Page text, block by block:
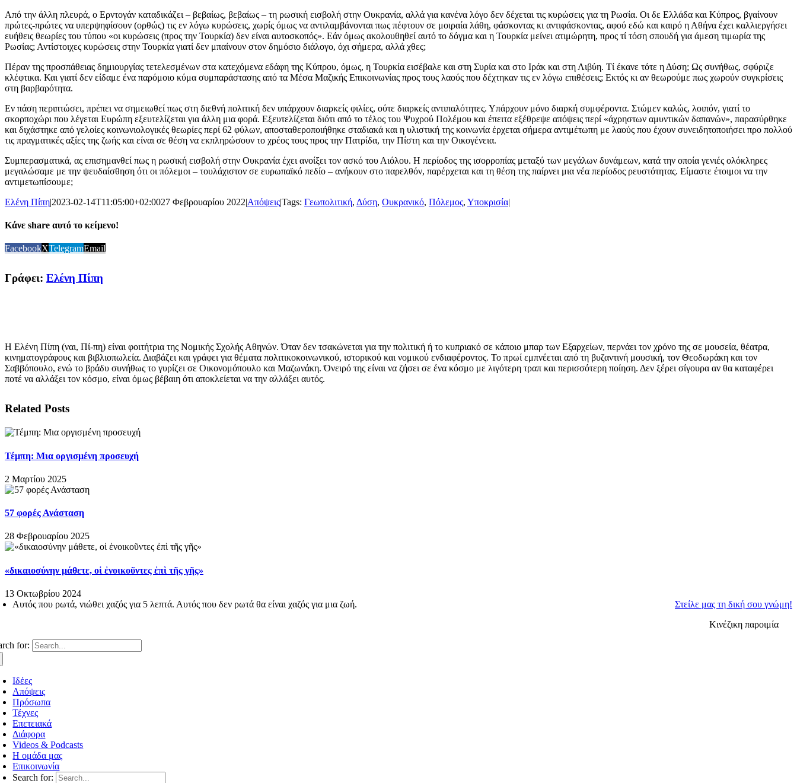
Από την άλλη πλευρά, ο Ερντογάν καταδικάζει – βεβαίως, βεβαίως – τη ρωσική εισβολή στην Ουκρανία, αλλά για κανένα λόγο δεν δέχεται τις κυρώσεις για τη Ρωσία. Οι δε Ελλάδα και Κύπρος, βγαίνουν
πρώτες-πρώτες να υπερψηφίσουν (ορθώς) τις εν λόγω κυρώσεις, χωρίς όμως να αντιλαμβάνονται πως πέφτουν σε μοιραία λάθη, φάσκοντας κι αντιφάσκοντας, αφού εδώ και καιρό η Αθήνα έχει καλλιεργήσει
ευήθεις θεωρίες του τύπου «οι κυρώσεις (προς την Τουρκία) δεν είναι αυτοσκοπός». Εάν όμως ακολουθηθεί αυτό το δόγμα και η Τουρκία μείνει ατιμώρητη, προς τί τόση σπουδή για άμεση τιμωρία της
Ρωσίας; Αντίστοιχες κυρώσεις στην Τουρκία γιατί δεν μπαίνουν στον δημόσιο διάλογο, όχι σήμερα, αλλά χθες;
Πέραν της προσπάθειας δημιουργίας τετελεσμένων στα κατεχόμενα εδάφη της Κύπρου, όμως, η Τουρκία εισέβαλε και στη Συρία και στο Ιράκ και στη Λιβύη. Τί έκανε τότε η Δύση; Ως συνήθως, σφύριζε
κλέφτικα. Και γιατί δεν είδαμε ένα παρόμοιο κύμα συμπαράστασης από τα Μέσα Μαζικής Επικοινωνίας προς τους λαούς που δέχτηκαν τις εν λόγω επιθέσεις; Εκτός κι αν θεωρούμε πως χωρούν συγκρίσεις
στη βαρβαρότητα.
Εν πάση περιπτώσει, πρέπει να σημειωθεί πως στη διεθνή πολιτική δεν υπάρχουν διαρκείς φιλίες, ούτε διαρκείς αντιπαλότητες. Υπάρχουν μόνο διαρκή συμφέροντα. Στώμεν καλώς, λοιπόν, γιατί το
σκορποχώρι που λέγεται Ευρώπη εξευτελίζεται για άλλη μια φορά. Εξευτελίζεται διότι από το τέλος του Ψυχρού Πολέμου και έπειτα εξέθρεψε απόψεις περί «άχρηστων αμυντικών δαπανών», παρασύρθηκε
και διχάστηκε από γελοίες κοινωνιολογικές θεωρίες περί 62 φύλων, αποσταθεροποιήθηκε σταδιακά και η υλιστική της κοινωνία έρχεται σήμερα αντιμέτωπη με λαούς που έχουν συνειδητοποιήσει προ πολλού
τις πραγματικές αξίες της ζωής και είναι σε θέση να εκπληρώσουν το χρέος τους προς την Πατρίδα, την Πίστη και την Οικογένεια.
Συμπερασματικά, ας επισημανθεί πως η ρωσική εισβολή στην Ουκρανία έχει ανοίξει τον ασκό του Αιόλου. Η περίοδος της ισορροπίας μεταξύ των μεγάλων δυνάμεων, κατά την οποία γενιές ολόκληρες
μεγαλώσαμε με την ψευδαίσθηση ότι οι πόλεμοι – τουλάχιστον σε ευρωπαϊκό πεδίο – ανήκουν στο παρελθόν, παρέρχεται και τη θέση της παίρνει μια νέα περίοδος ρευστότητας. Είμαστε έτοιμοι να την
αντιμετωπίσουμε;
Ελένη Πίπη|2023-02-14T11:05:00+02:0027 Φεβρουαρίου 2022|Απόψεις|Tags: Γεωπολιτική, Δύση, Ουκρανικό, Πόλεμος, Υποκρισία|
Κάνε share αυτό το κείμενο!
FacebookXTelegramEmail
Γράφει: Ελένη Πίπη
Η Ελένη Πίπη (ναι, Πί-πη) είναι φοιτήτρια της Νομικής Σχολής Αθηνών. Όταν δεν τσακώνεται για την πολιτική ή το κυπριακό σε κάποιο μπαρ των Εξαρχείων, περνάει τον χρόνο της σε μουσεία, θέατρα,
κινηματογράφους και βιβλιοπωλεία. Διαβάζει και γράφει για θέματα πολιτικοκοινωνικού, ιστορικού και νομικού ενδιαφέροντος. Το πρωί εμπνέεται από τη βυζαντινή μουσική, τον Θεοδωράκη και τον
Σαββόπουλο, ενώ το βράδυ συνήθως το γυρίζει σε Οικονομόπουλο και Μαζωνάκη. Όνειρό της είναι να ζήσει σε ένα κόσμο με λιγότερη τραπ και περισσότερη ποίηση. Δεν ξέρει σίγουρα αν θα καταφέρει
ποτέ να αλλάξει τον κόσμο, είναι όμως βέβαιη ότι αποκλείεται να την αλλάξει αυτός.
Related Posts
Τέμπη: Μια οργισμένη προσευχή
2 Μαρτίου 2025
57 φορές Ανάσταση
28 Φεβρουαρίου 2025
«δικαιοσύνην μάθετε, οἱ ἐνοικοῦντες ἐπὶ τῆς γῆς»
13 Οκτωβρίου 2024
Στείλε μας τη δική σου γνώμη!
Αυτός που ρωτά, νιώθει χαζός για 5 λεπτά. Αυτός που δεν ρωτά θα είναι χαζός για μια ζωή.
Κινέζικη παροιμία
for:
Ιδέες
Απόψεις
Πρόσωπα
Τέχνες
Επετειακά
Διάφορα
Videos & Podcasts
Η ομάδα μας
Επικοινωνία
Search for: